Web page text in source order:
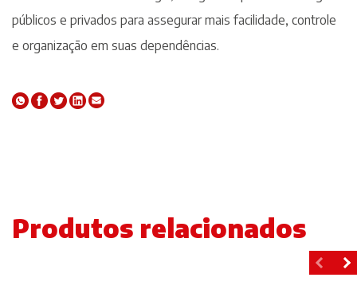
públicos e privados para assegurar mais facilidade, controle
e organização em suas dependências.
Produtos relacionados